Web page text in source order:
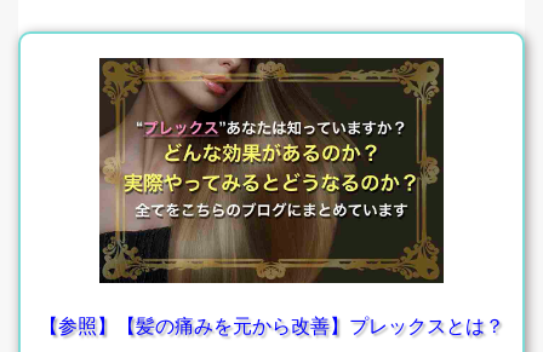
【参照】【髪の痛みを元から改善】プレックスとは？